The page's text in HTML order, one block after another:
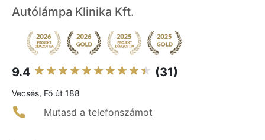
Autólámpa Klinika Kft.
9.4 (31)
Vecsés, Fő út 188
Mutasd a telefonszámot